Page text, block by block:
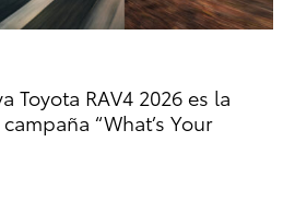
Toyota RAV4 2026 es la
“What’s Your